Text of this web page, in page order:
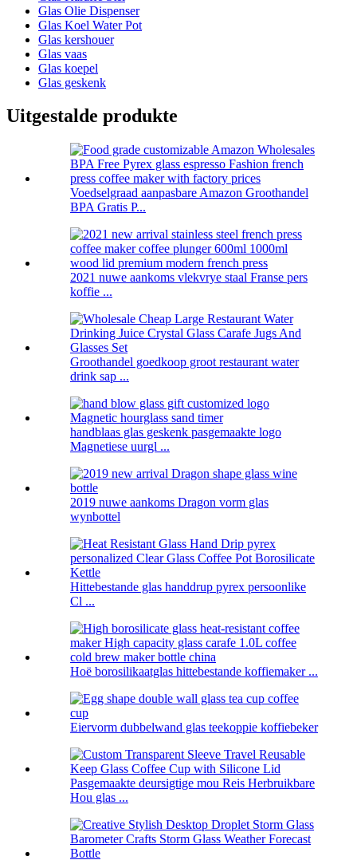
Glas Olie Dispenser
Glas Koel Water Pot
Glas kershouer
Glas vaas
Glas koepel
Glas geskenk
Uitgestalde produkte
Voedselgraad aanpasbare Amazon Groothandel
BPA Gratis P...
2021 nuwe aankoms vlekvrye staal Franse pers
koffie ...
Groothandel goedkoop groot restaurant water
drink sap ...
handblaas glas geskenk pasgemaakte logo
Magnetiese uurgl ...
2019 nuwe aankoms Dragon vorm glas
wynbottel
Hittebestande glas handdrup pyrex persoonlike
Cl ...
Hoë borosilikaatglas hittebestande koffiemaker ...
Eiervorm dubbelwand glas teekoppie koffiebeker
Pasgemaakte deursigtige mou Reis Herbruikbare
Hou glas ...